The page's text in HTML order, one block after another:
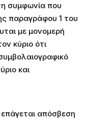
συμφωνία που
παραγράφου 1 του
με μονομερή
κύριο ότι
και
απόσβεση